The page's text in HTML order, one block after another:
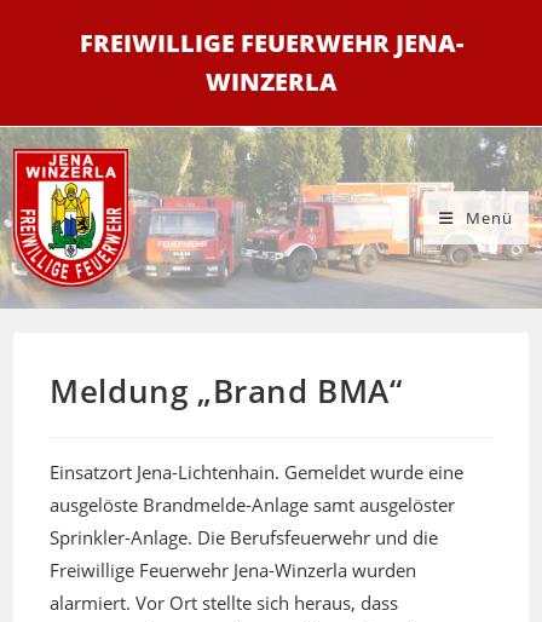
FREIWILLIGE FEUERWEHR JENA-
WINZERLA
Menü
Meldung „Brand BMA“
Einsatzort Jena-Lichtenhain. Gemeldet wurde eine
ausgelöste Brandmelde-Anlage samt ausgelöster
Sprinkler-Anlage. Die Berufsfeuerwehr und die
Freiwillige Feuerwehr Jena-Winzerla wurden
alarmiert. Vor Ort stellte sich heraus, dass